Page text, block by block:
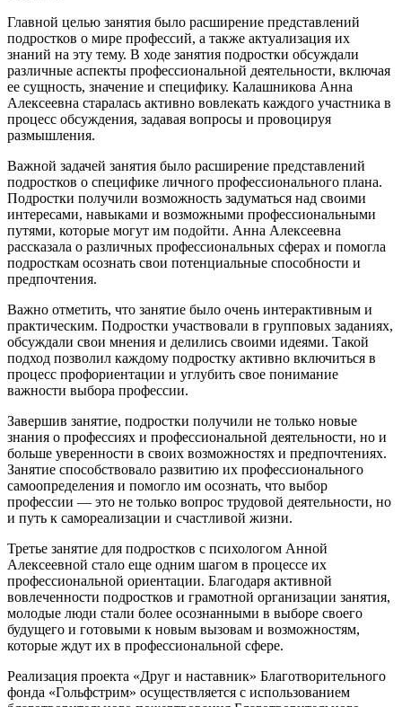
Главной целью занятия было расширение представлений
подростков о мире профессий, а также актуализация их
знаний на эту тему. В ходе занятия подростки обсуждали
различные аспекты профессиональной деятельности, включая
ее сущность, значение и специфику. Калашникова Анна
Алексеевна старалась активно вовлекать каждого участника в
процесс обсуждения, задавая вопросы и провоцируя
размышления.
Важной задачей занятия было расширение представлений
подростков о специфике личного профессионального плана.
Подростки получили возможность задуматься над своими
интересами, навыками и возможными профессиональными
путями, которые могут им подойти. Анна Алексеевна
рассказала о различных профессиональных сферах и помогла
подросткам осознать свои потенциальные способности и
предпочтения.
Важно отметить, что занятие было очень интерактивным и
практическим. Подростки участвовали в групповых заданиях,
обсуждали свои мнения и делились своими идеями. Такой
подход позволил каждому подростку активно включиться в
процесс профориентации и углубить свое понимание
важности выбора профессии.
Завершив занятие, подростки получили не только новые
знания о профессиях и профессиональной деятельности, но и
больше уверенности в своих возможностях и предпочтениях.
Занятие способствовало развитию их профессионального
самоопределения и помогло им осознать, что выбор
профессии — это не только вопрос трудовой деятельности, но
и путь к самореализации и счастливой жизни.
Третье занятие для подростков с психологом Анной
Алексеевной стало еще одним шагом в процессе их
профессиональной ориентации. Благодаря активной
вовлеченности подростков и грамотной организации занятия,
молодые люди стали более осознанными в выборе своего
будущего и готовыми к новым вызовам и возможностям,
которые ждут их в профессиональной сфере.
Реализация проекта «Друг и наставник» Благотворительного
фонда «Гольфстрим» осуществляется с использованием